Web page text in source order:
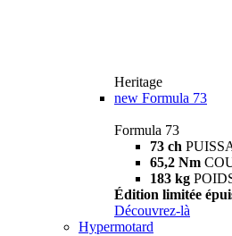
Heritage
new Formula 73
Formula 73
73 ch
65,2 Nm
183 kg
Édition limitée
Découvrez-là
Hypermotard